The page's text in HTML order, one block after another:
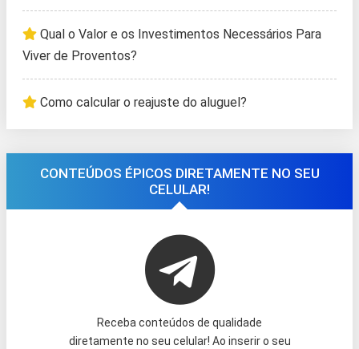
Qual o Valor e os Investimentos Necessários Para
Viver de Proventos?
Como calcular o reajuste do aluguel?
CONTEÚDOS ÉPICOS DIRETAMENTE NO SEU
CELULAR!
Receba conteúdos de qualidade
diretamente no seu celular! Ao inserir o seu